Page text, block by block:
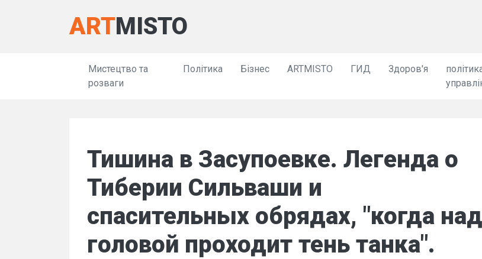
ARTMISTO
Мистецтво та
розваги
Політика Бізнес ARTMISTO ГИД Здоров'я
Тишина в Засупоевке. Легенда о
Тиберии Сильваши и
спасительных обрядах, "когда над
головой проходит тень танка".